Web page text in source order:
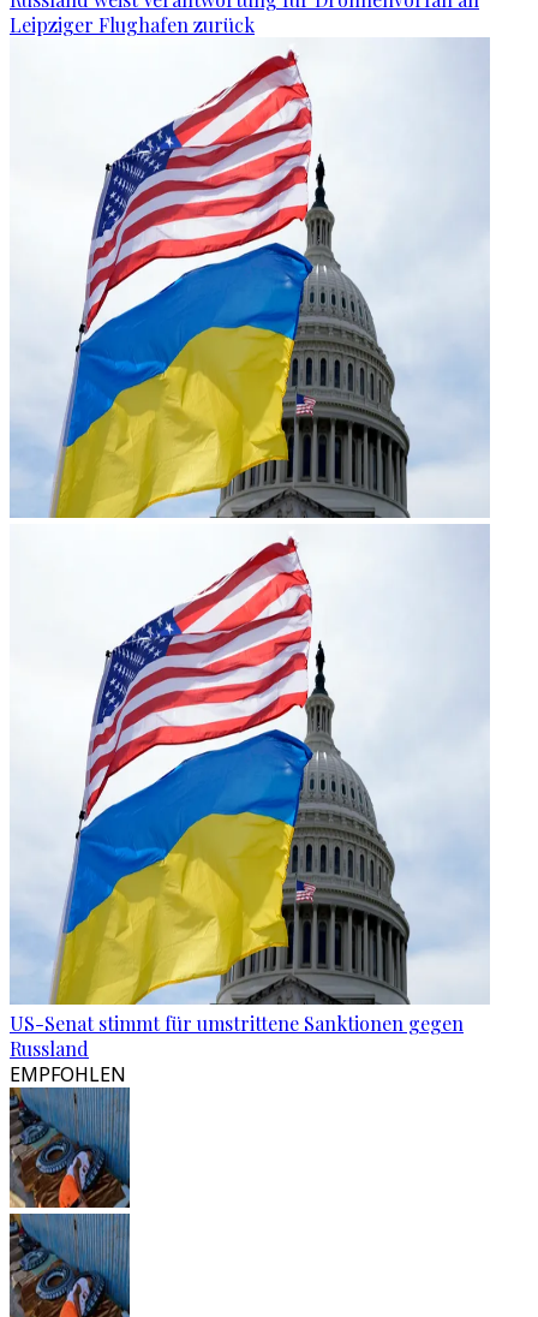
Leipziger Flughafen zurück
US-Senat stimmt für umstrittene Sanktionen gegen
Russland
EMPFOHLEN